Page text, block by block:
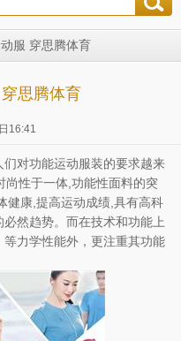
服 穿思腾体育
思腾体育
16:41
对功能运动服装的要求越来
尚性于一体,功能性面料的突
健康,提高运动成绩,具有高科
然趋势。而在技术和功能上
力学性能外，更注重其功能